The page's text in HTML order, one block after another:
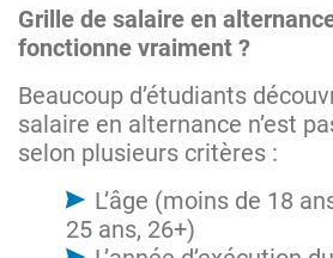
Grille de salaire en
fonctionne vraiment ?
Beaucoup d’étudiants
salaire en alternance n’est
selon plusieurs critères :
L’âge (moins de 18
25 ans, 26+)